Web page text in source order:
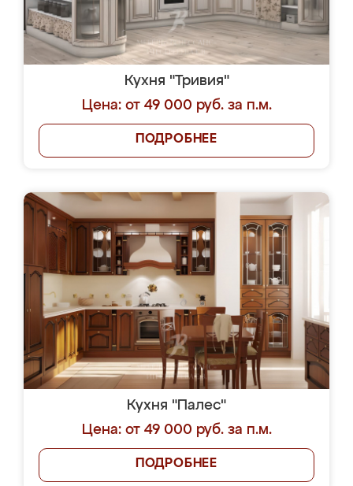
Кухня "Тривия"
Цена: от 49 000 руб. за п.м.
ПОДРОБНЕЕ
Кухня "Палес"
Цена: от 49 000 руб. за п.м.
ПОДРОБНЕЕ